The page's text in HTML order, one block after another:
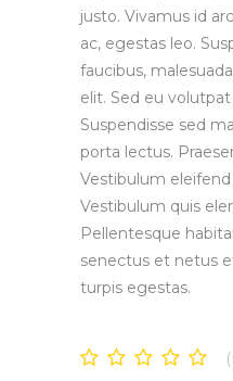
justo. Vivamus id
ac, egestas leo.
faucibus,
elit. Sed eu
Suspendisse sed
porta lectus.
Vestibulum
Vestibulum quis
Pellentesque
senectus et netus
turpis egestas.